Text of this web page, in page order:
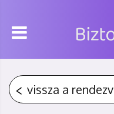
vissza a